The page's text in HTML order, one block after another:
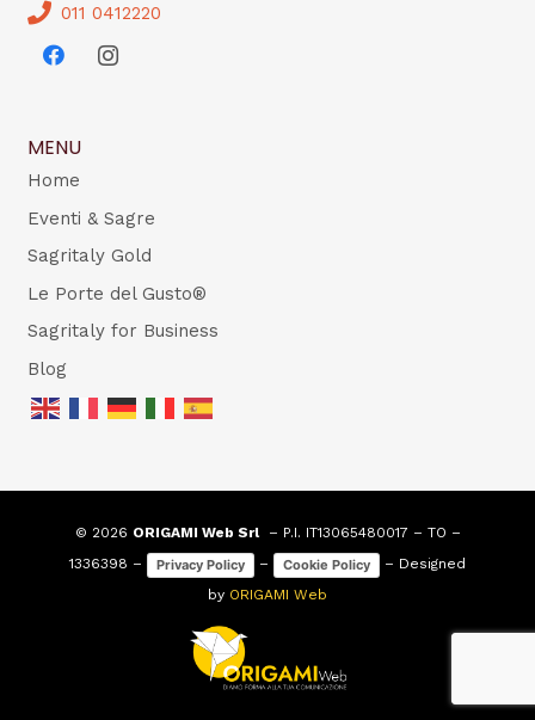
011 0412220
MENU
Home
Eventi & Sagre
Sagritaly Gold
Le Porte del Gusto®
Sagritaly for Business
Blog
© 2026 ORIGAMI Web Srl– P.I. IT13065480017 – TO –
1336398 –
Privacy Policy – Cookie Policy
– Designed
by ORIGAMI Web